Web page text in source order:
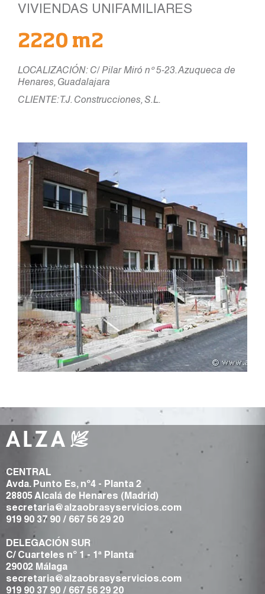
VIVIENDAS UNIFAMILIARES
2220 m2
LOCALIZACIÓN: C/ Pilar Miró nº 5-23. Azuqueca de
Henares, Guadalajara
CLIENTE: T.J. Construcciones, S.L.
CENTRAL
Avda. Punto Es, nº4 - Planta 2
28805 Alcalá de Henares (Madrid)
secretaria@alzaobrasyservicios.com
919 90 37 90 / 667 56 29 20
DELEGACIÓN SUR
C/ Cuarteles nº 1 - 1ª Planta
29002 Málaga
secretaria@alzaobrasyservicios.com
919 90 37 90 / 667 56 29 20